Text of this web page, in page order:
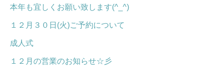
本年も宜しくお願い致します(^_^)
１２月３０日(火)ご予約について
成人式
１２月の営業のお知らせ☆彡